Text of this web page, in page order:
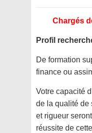
Chargés
Profil
De formation
finance ou
Votre capacité
de la qualité de
et rigueur
réussite de